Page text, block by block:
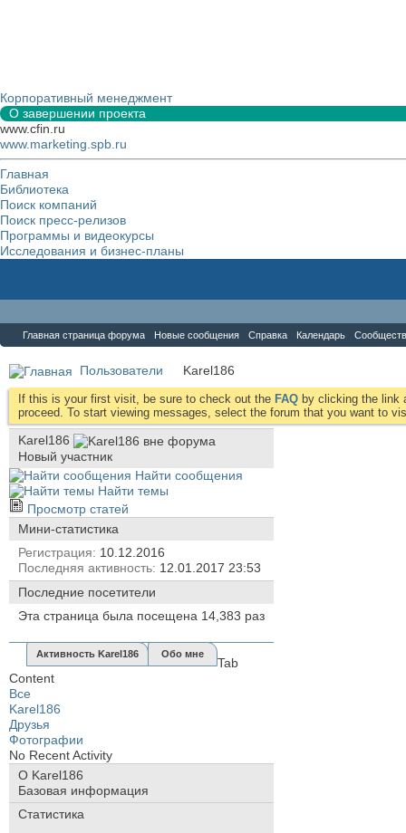
Корпоративный менеджмент
О завершении проекта
www.cfin.ru
www.marketing.spb.ru
Главная
Библиотека
Поиск компаний
Поиск пресс-релизов
Программы и видеокурсы
Исследования и бизнес-планы
Главная страница форума Новые сообщения Справка Календарь
Пользователи Karel186
If this is your first visit, be sure to check out the FAQ by clicking the link
proceed. To start viewing messages, select the forum that you want to
Karel186
Новый участник
Найти сообщения
Найти темы
Просмотр статей
Мини-статистика
Регистрация
10.12.2016
Последняя активность 12.01.2017 23:53
Последние посетители
Эта страница была посещена 14,383 раз
Активность Karel186 Обо мне
Tab
Content
Все
Karel186
Друзья
Фотографии
No Recent Activity
О Karel186
Базовая информация
Статистика